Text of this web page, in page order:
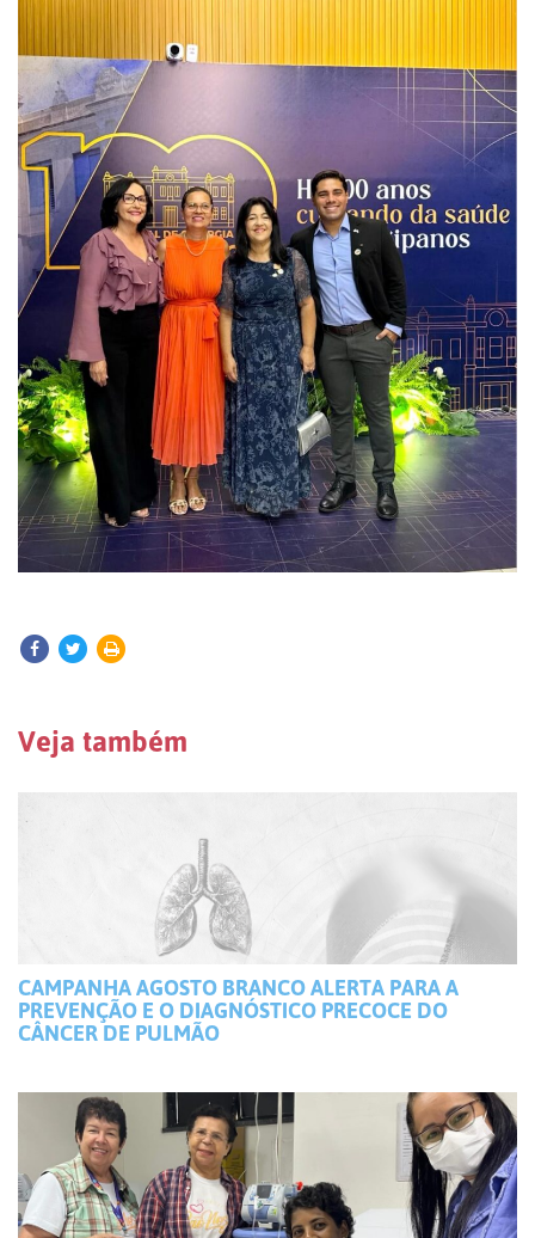
Veja também
CAMPANHA AGOSTO BRANCO ALERTA PARA A
PREVENÇÃO E O DIAGNÓSTICO PRECOCE DO
CÂNCER DE PULMÃO